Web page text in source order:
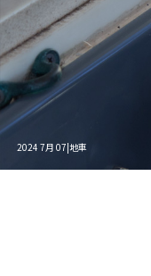
2024 7月 07|地車